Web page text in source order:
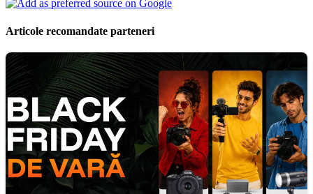
Articole recomandate parteneri